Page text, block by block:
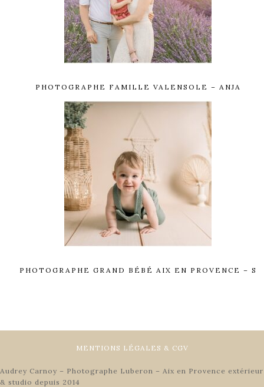
PHOTOGRAPHE FAMILLE VALENSOLE – ANJA
PHOTOGRAPHE GRAND BÉBÉ AIX EN PROVENCE – S
MENTIONS LÉGALES & CGV
Audrey Carnoy – Photographe Luberon – Aix en Provence extérieur
& studio depuis 2014